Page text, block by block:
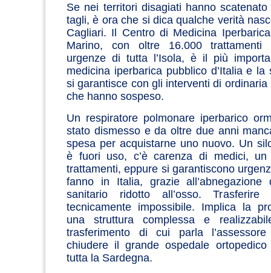
Se nei territori disagiati hanno scatenato
tagli, è ora che si dica qualche verità
Cagliari. Il Centro di Medicina Iperbarica
Marino, con oltre 16.000
urgenze di tutta l’Isola, è il più
medicina iperbarica pubblico d’Italia e la
si garantisce con gli interventi di ordinaria
che hanno sospeso.
Un respiratore polmonare iperbarico
stato dismesso e da oltre due anni
spesa per acquistarne uno nuovo. Un
è fuori uso, c’è carenza di medici,
trattamenti, eppure si garantiscono
fanno in Italia, grazie all’abnegazione
sanitario ridotto all’osso.
tecnicamente impossibile. Implica la
una struttura complessa e
trasferimento di cui parla
chiudere il grande ospedale
tutta la Sardegna.